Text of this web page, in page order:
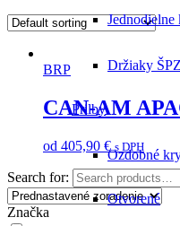
Prilby
Otvorené
Držiaky ŠPZ
Ozdobné
BRP
CAN-AM
od 405,90 € s DPH
Search for:
Značka